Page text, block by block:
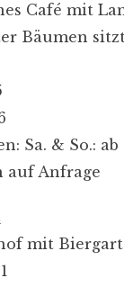
Café mit
Bäumen
Sa. & So.: ab
auf Anfrage
mit